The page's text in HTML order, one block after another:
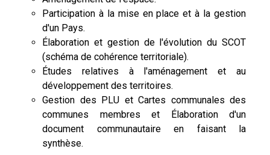
Participation à la mise en place et à la gestion
d'un Pays.
Élaboration et gestion de l'évolution du SCOT
(schéma de cohérence territoriale).
Études relatives à l'aménagement et au
développement des territoires.
Gestion des PLU et Cartes communales des
communes membres et Élaboration d'un
document communautaire en faisant la
synthèse.